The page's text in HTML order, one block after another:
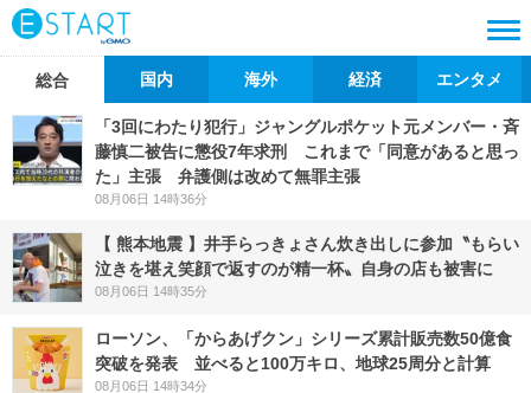
総合 国内 海外 経済 エンタメ
「3回にわたり犯行」ジャングルポケット元メンバー・斉
藤慎二被告に懲役7年求刑 これまで「同意があると思っ
た」主張 弁護側は改めて無罪主張
08月06日 14時36分
【 熊本地震 】井手らっきょさん炊き出しに参加〝もらい
泣きを堪え笑顔で返すのが精一杯〟自身の店も被害に
08月06日 14時35分
ローソン、「からあげクン」シリーズ累計販売数50億食
突破を発表 並べると100万キロ、地球25周分と計算
08月06日 14時34分